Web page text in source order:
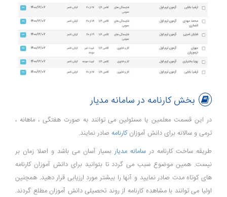
بخش کارنامه در سامانه مدیار
در این قسمت معلمین یا مسئولین می توانند به صورت هفتگی ، ماهانه ،
ترمی و سالانه برای دانش آموزانکارنامه صادر نمایند.
طریقه ساخت کارنامه در سامانه مدیار بسیار آسان می باشد و اصلا زمان بر
نیست. همین موضوع سبب می گردد تا بتوانید برای دانش آموزان کارنامه
های کوتاه مدت صادر نمایید و آنها را بیشتر مورد ارزیابی قرار دهید. همچنین
اولیا می توانند با مشاهده کارنامه از روند تحصیلی دانش آموزان مطلع گردند.